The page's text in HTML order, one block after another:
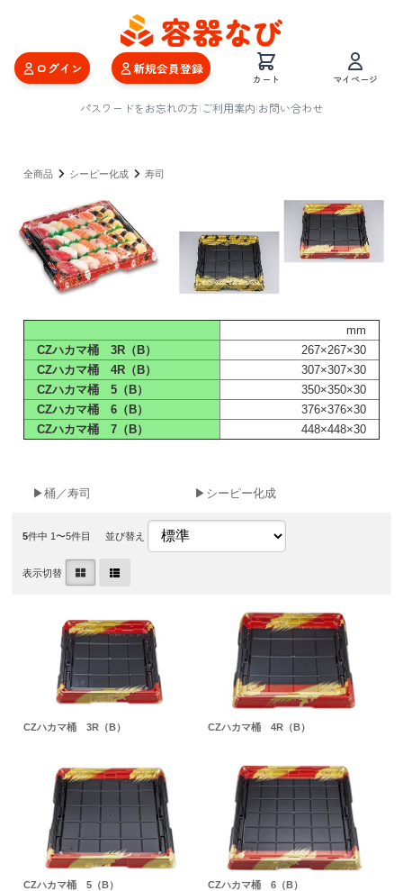
ログイン 新規会員登録
カート マイページ
パスワードをお忘れの方|ご利用案内|お問い合わせ
全商品 シーピー化成 寿司
mm
CZハカマ桶 3R（B）
267×267×30
CZハカマ桶 4R（B）
307×307×30
CZハカマ桶 5（B）
350×350×30
CZハカマ桶 6（B）
376×376×30
CZハカマ桶 7（B）
448×448×30
▶桶／寿司 ▶シーピー化成
5件中 1〜5件目 並び替え
表示切替
CZハカマ桶 3R（B） CZハカマ桶 4R（B）
CZハカマ桶 5（B） CZハカマ桶 6（B）